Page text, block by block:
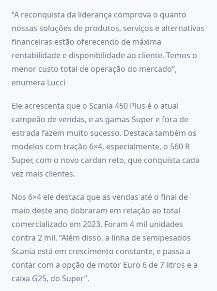
“A reconquista da liderança comprova o quanto
nossas soluções de produtos, serviços e alternativas
financeiras estão oferecendo de máxima
rentabilidade e disponibilidade ao cliente. Temos o
menor custo total de operação do mercado”,
enumera Lucci
Ele acrescenta que o Scania 450 Plus é o atual
campeão de vendas, e as gamas Super e fora de
estrada fazem muito sucesso. Destaca também os
modelos com tração 6×4, especialmente, o 560 R
Super, com o novo cardan reto, que conquista cada
vez mais clientes.
Nos 6×4 ele destaca que as vendas até o final de
maio deste ano dobraram em relação ao total
comercializado em 2023. Foram 4 mil unidades
contra 2 mil. “Além disso, a linha de semipesados
Scania está em crescimento constante, e passa a
contar com a opção de motor Euro 6 de 7 litros e a
caixa G25, do Super”.